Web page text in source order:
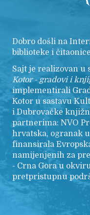
Dobro došli na
biblioteke i
Sajt je realizovan u
Kotor - gradovi i
implementirali
Kotor u sastavu
i Dubrovačke
partnerima: NVO
hrvatska, ogranak
finansirala
namijenjenih za
- Crna Gora u
pretpristupnu